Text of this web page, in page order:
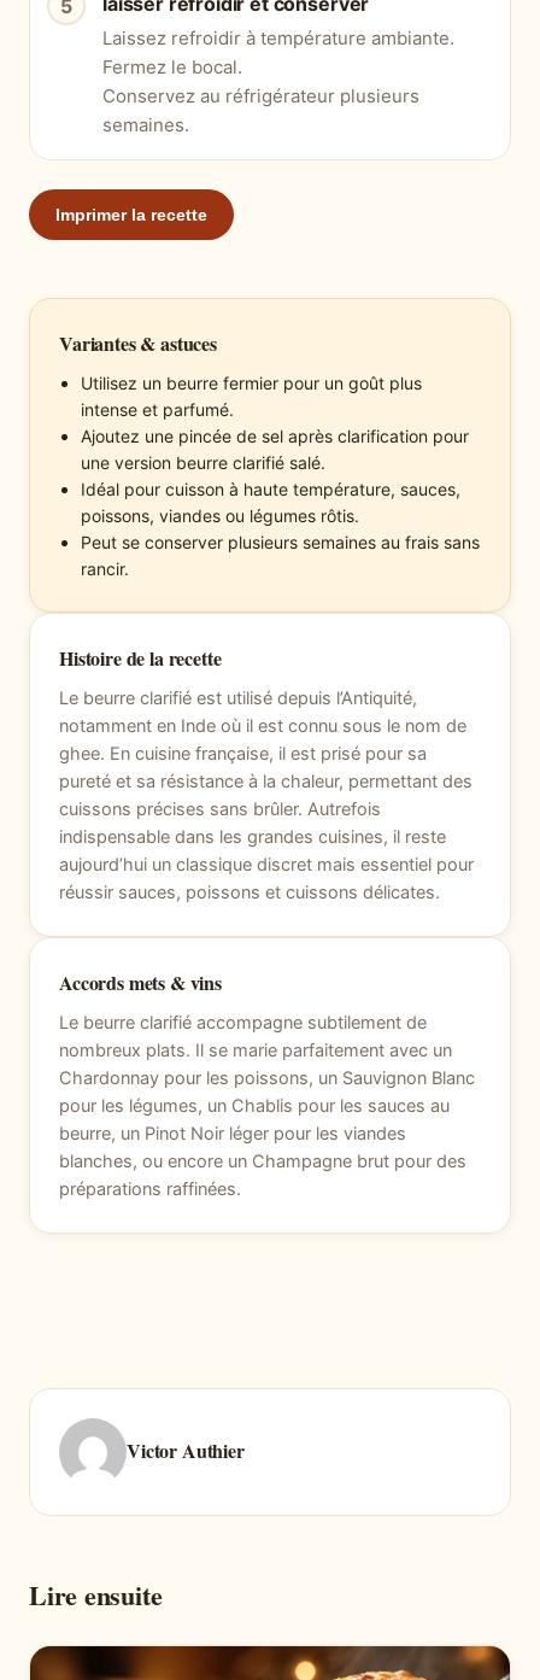
Laissez refroidir à température ambiante.
Fermez le bocal.
Conservez au réfrigérateur plusieurs
semaines.
Imprimer la recette
Variantes & astuces
Utilisez un beurre fermier pour un goût plus
intense et parfumé.
Ajoutez une pincée de sel après clarification pour
une version beurre clarifié salé.
Idéal pour cuisson à haute température, sauces,
poissons, viandes ou légumes rôtis.
Peut se conserver plusieurs semaines au frais sans
rancir.
Histoire de la recette
Le beurre clarifié est utilisé depuis l’Antiquité,
notamment en Inde où il est connu sous le nom de
ghee. En cuisine française, il est prisé pour sa
pureté et sa résistance à la chaleur, permettant des
cuissons précises sans brûler. Autrefois
indispensable dans les grandes cuisines, il reste
aujourd’hui un classique discret mais essentiel pour
réussir sauces, poissons et cuissons délicates.
Accords mets & vins
Le beurre clarifié accompagne subtilement de
nombreux plats. Il se marie parfaitement avec un
Chardonnay pour les poissons, un Sauvignon Blanc
pour les légumes, un Chablis pour les sauces au
beurre, un Pinot Noir léger pour les viandes
blanches, ou encore un Champagne brut pour des
préparations raffinées.
Victor Authier
Lire ensuite